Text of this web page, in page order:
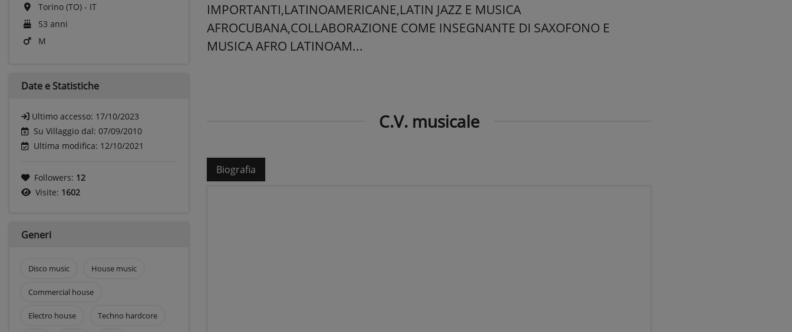
Torino (TO) - IT
53 anni
M
Date e Statistiche
Ultimo accesso: 17/10/2023
Su Villaggio dal: 07/09/2010
Ultima modifica: 12/10/2021
Followers: 12
Visite: 1602
Generi
Disco music House music
Commercial house
Electro house Techno hardcore
IMPORTANTI,LATINOAMERICANE,LATIN JAZZ E MUSICA
AFROCUBANA,COLLABORAZIONE COME INSEGNANTE DI SAXOFONO E
MUSICA AFRO LATINOAM...
C.V. musicale
Biografia